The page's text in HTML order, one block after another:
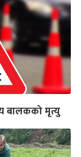
बालकको मृत्यु